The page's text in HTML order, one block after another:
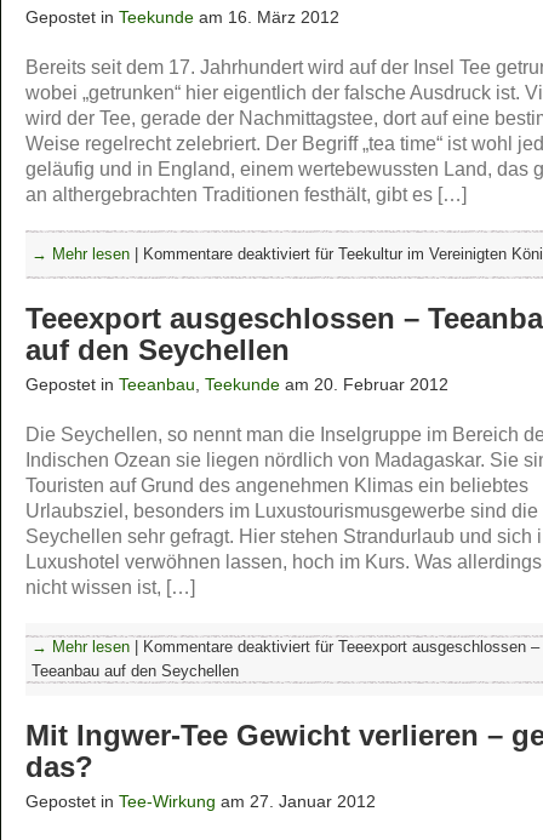
Gepostet in Teekunde am 16. März 2012
Bereits seit dem 17. Jahrhundert wird auf der Insel Tee
wobei „getrunken“ hier eigentlich der falsche Ausdruck ist.
wird der Tee, gerade der Nachmittagstee, dort auf eine
Weise regelrecht zelebriert. Der Begriff „tea time“ ist wohl
geläufig und in England, einem wertebewussten Land, das
an althergebrachten Traditionen festhält, gibt es […]
→ Mehr lesen Kommentare deaktiviert für Teekultur im Vereinigten
Teeexport ausgeschlossen –
auf den Seychellen
Gepostet in Teeanbau Teekunde am 20. Februar 2012
Die Seychellen, so nennt man die Inselgruppe im Bereich
Indischen Ozean sie liegen nördlich von Madagaskar. Sie
Touristen auf Grund des angenehmen Klimas ein beliebtes
Urlaubsziel, besonders im Luxustourismusgewerbe sind die
Seychellen sehr gefragt. Hier stehen Strandurlaub und sich
Luxushotel verwöhnen lassen, hoch im Kurs. Was
nicht wissen ist, […]
→ Mehr lesen Kommentare deaktiviert für Teeexport ausgeschlossen –
Teeanbau auf den Seychellen
Mit Ingwer-Tee Gewicht verlieren –
das?
Gepostet in Tee-Wirkung am 27. Januar 2012